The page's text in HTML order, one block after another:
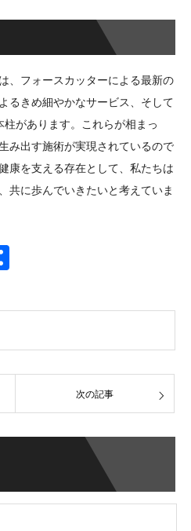
、フォースカッターによる最新の
るきめ細やかなサービス、そして
があります。これらが相まっ
み出す施術が実現されているので
康を支える存在として、私たちは
共に歩んでいきたいと考えていま
次の記事